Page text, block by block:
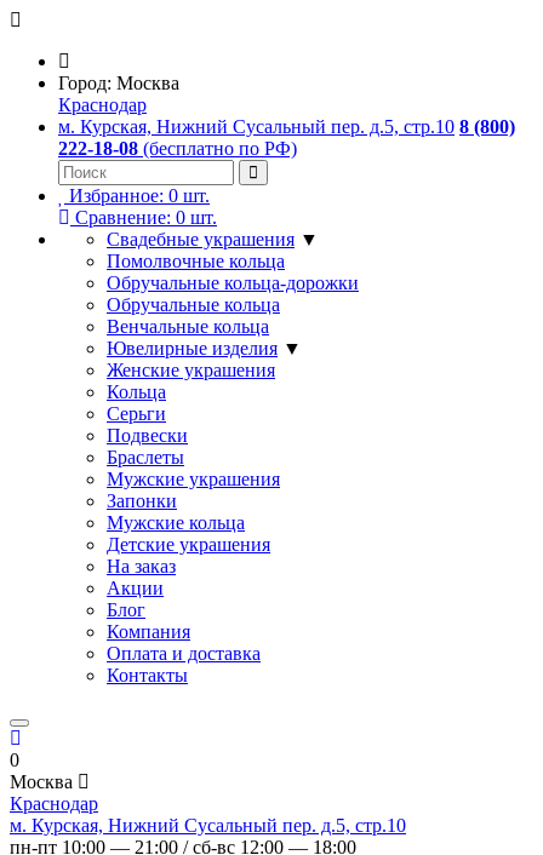
Город: Москва
Краснодар
м. Курская, Нижний Сусальный пер. д.5, стр.10 8 (800)
222-18-08 (бесплатно по РФ)
Избранное: 0 шт.
Сравнение: 0 шт.
Свадебные украшения ▼
Помолвочные кольца
Обручальные кольца-дорожки
Обручальные кольца
Венчальные кольца
Ювелирные изделия ▼
Женские украшения
Кольца
Серьги
Подвески
Браслеты
Мужские украшения
Запонки
Мужские кольца
Детские украшения
На заказ
Акции
Блог
Компания
Оплата и доставка
Контакты
0
Москва
Краснодар
м. Курская, Нижний Сусальный пер. д.5, стр.10
пн-пт 10:00 — 21:00 / сб-вс 12:00 — 18:00